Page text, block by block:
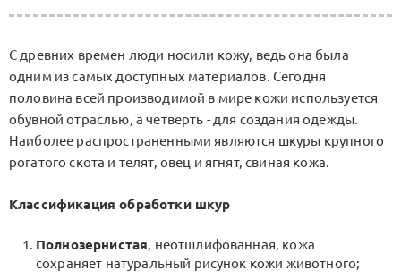
С древних времен люди носили кожу, ведь она была
одним из самых доступных материалов. Сегодня
половина всей производимой в мире кожи используется
обувной отраслью, а четверть - для создания одежды.
Наиболее распространенными являются шкуры крупного
рогатого скота и телят, овец и ягнят, свиная кожа.
Классификация обработки шкур
Полнозернистая, неотшлифованная, кожа
сохраняет натуральный рисунок кожи животного;